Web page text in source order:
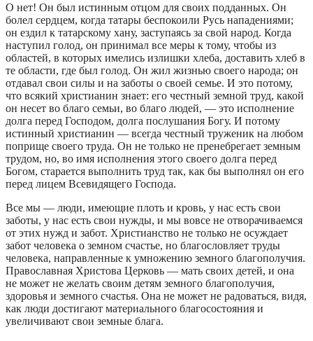
О нет! Он был истинным отцом для своих подданных. Он
болел сердцем, когда татары беспокоили Русь нападениями;
он ездил к татарскому хану, заступаясь за свой народ. Когда
наступил голод, он принимал все меры к тому, чтобы из
областей, в которых имелись излишки хлеба, доставить хлеб в
те области, где был голод. Он жил жизнью своего народа; он
отдавал свои силы и на заботы о своей семье. И это потому,
что всякий христианин знает: его честный земной труд, какой
он несет во благо семьи, во благо людей, — это исполнение
долга перед Господом, долга послушания Богу. И потому
истинный христианин — всегда честный труженик на любом
поприще своего труда. Он не только не пренебрегает земным
трудом, но, во имя исполнения этого своего долга перед
Богом, старается выполнить труд так, как бы выполнял он его
перед лицем Всевидящего Господа.
Все мы — люди, имеющие плоть и кровь, у нас есть свои
заботы, у нас есть свои нужды, и мы вовсе не отворачиваемся
от этих нужд и забот. Христианство не только не осуждает
забот человека о земном счастье, но благословляет труды
человека, направленные к умножению земного благополучия.
Православная Христова Церковь — мать своих детей, и она
не может не желать своим детям земного благополучия,
здоровья и земного счастья. Она не может не радоваться, видя,
как люди достигают материального благосостояния и
увеличивают свои земные блага.